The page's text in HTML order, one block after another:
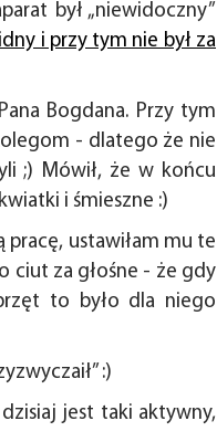
był „niewidoczny”
i przy tym nie był za
Bogdana. Przy tym
- dlatego że nie
;) Mówił, że w końcu
i śmieszne :)
pracę, ustawiłam mu te
ciut za głośne - że gdy
to było dla niego
:)
jest taki aktywny,